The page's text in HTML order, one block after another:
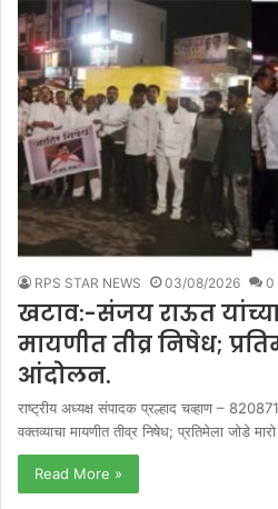
RPS STAR NEWS 03/08/2026 0
खटाव:-संजय राऊत यांच्या
मायणीत तीव्र निषेध;
आंदोलन.
राष्ट्रीय अध्यक्ष संपादक प्रल्हाद चव्हाण –
वक्तव्याचा मायणीत तीव्र निषेध; प्रतिमेला जोडे
Read More »